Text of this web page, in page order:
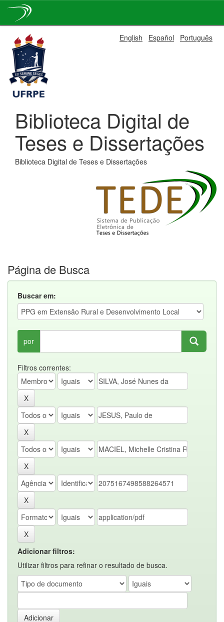
navigation
English Español Português
Biblioteca Digital de
Teses e Dissertações
Biblioteca Digital de Teses e Dissertações
Página de Busca
Buscar em:
por
Filtros correntes:
Adicionar filtros:
Utilizar filtros para refinar o resultado de busca.